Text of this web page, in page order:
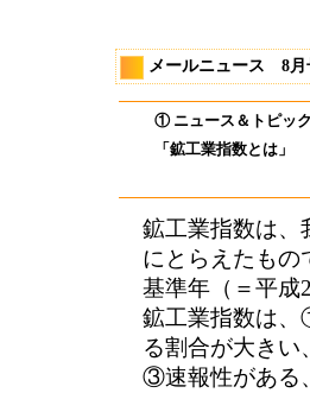
メールニュース 8月
① ニュース＆トピッ
「鉱工業指数とは」
鉱工業指数は、
にとらえたもの
基準年（＝平成
鉱工業指数は、
る割合が大き
③速報性がある